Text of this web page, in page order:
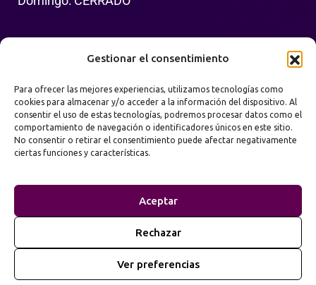
Gestionar el consentimiento
Para ofrecer las mejores experiencias, utilizamos tecnologías como
cookies para almacenar y/o acceder a la información del dispositivo. Al
consentir el uso de estas tecnologías, podremos procesar datos como el
comportamiento de navegación o identificadores únicos en este sitio.
No consentir o retirar el consentimiento puede afectar negativamente
ciertas funciones y características.
Aceptar
Rechazar
Ver preferencias
Síguenos
Política de PrivacidadTérminos de Uso
Mapa del Sitio
©2026Prime Web Infinity. Todos los derechos
reservados.